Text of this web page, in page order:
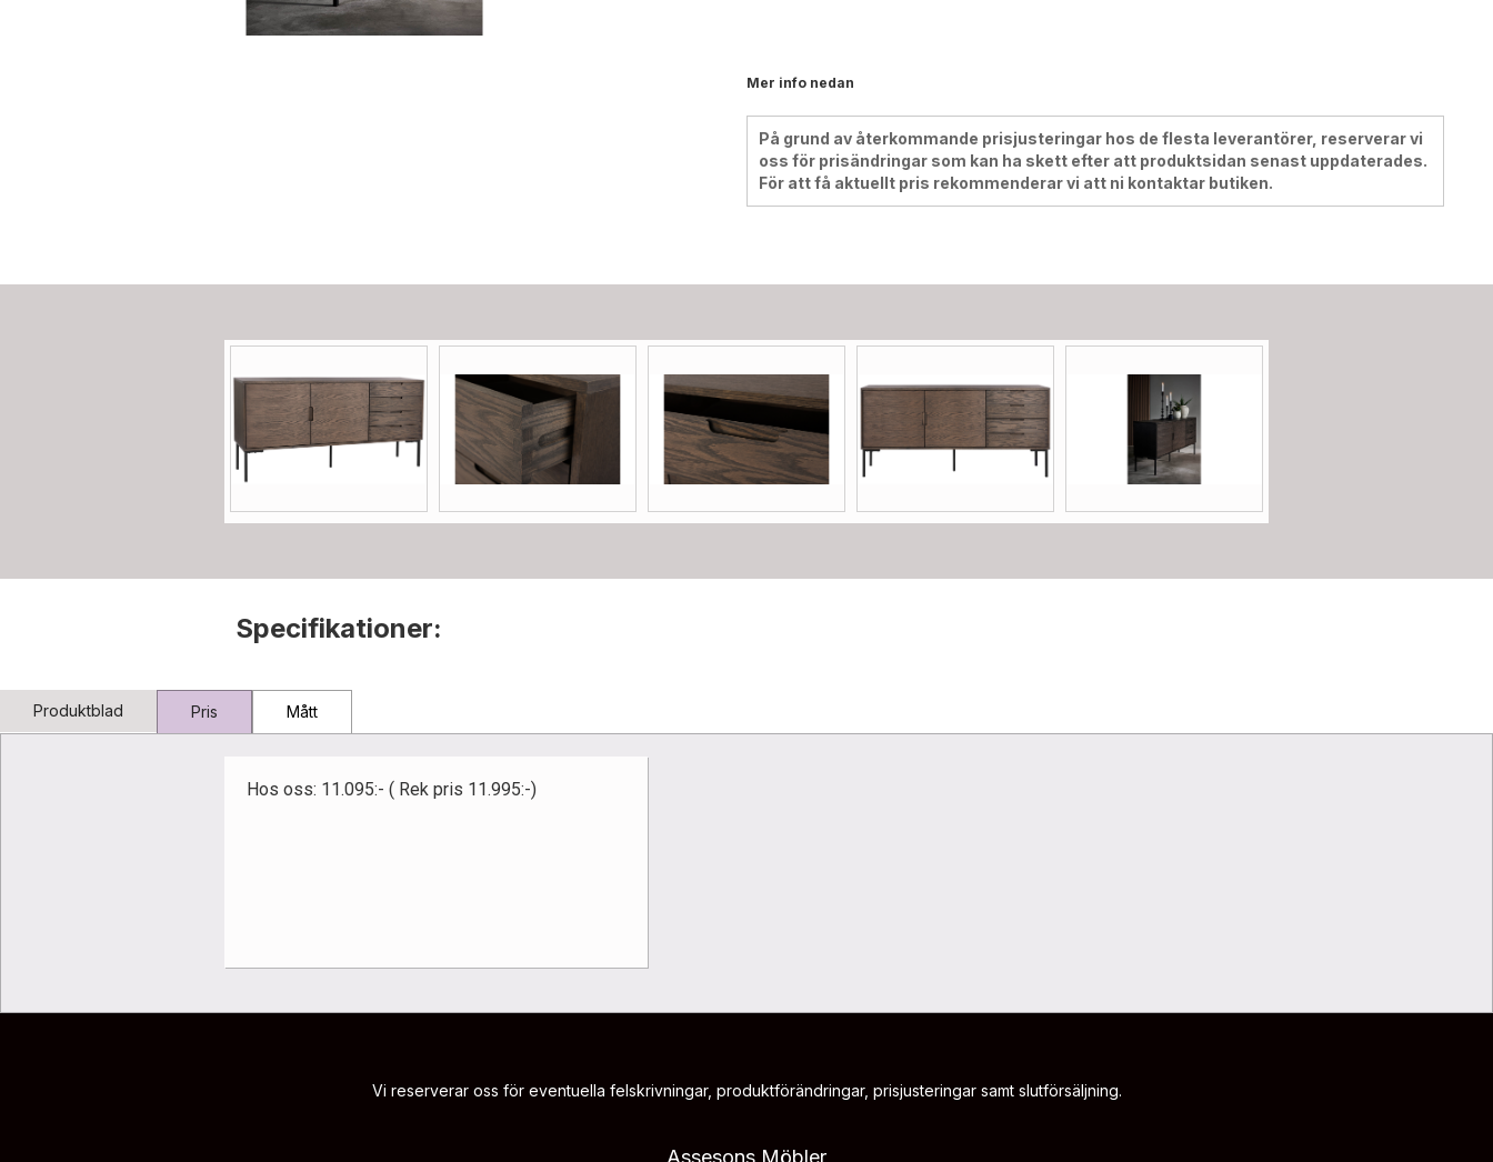
Mer info nedan
På grund av återkommande prisjusteringar hos de flesta leverantörer, reserverar vi
oss för prisändringar som kan ha skett efter att produktsidan senast uppdaterades.
För att få aktuellt pris rekommenderar vi att ni kontaktar butiken.
Specifikationer:
Produktblad Pris Mått
‍Hos oss: 11.095:- ( Rek pris 11.995:-)
Vi reserverar oss för eventuella felskrivningar, produktförändringar, prisjusteringar samt slutförsäljning.
Assesons Möbler